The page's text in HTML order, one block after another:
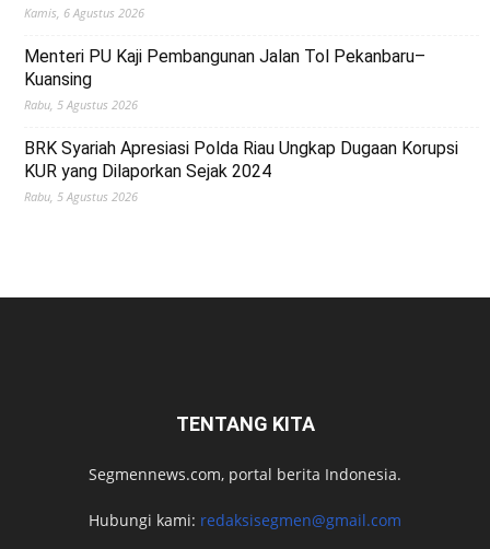
Kamis, 6 Agustus 2026
Menteri PU Kaji Pembangunan Jalan Tol Pekanbaru–
Kuansing
Rabu, 5 Agustus 2026
BRK Syariah Apresiasi Polda Riau Ungkap Dugaan Korupsi
KUR yang Dilaporkan Sejak 2024
Rabu, 5 Agustus 2026
TENTANG KITA
Segmennews.com, portal berita Indonesia.
Hubungi kami: redaksisegmen@gmail.com